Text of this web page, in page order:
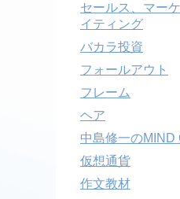
セールス、マー
イティング
バカラ投資
フォールアウト
フレーム
ヘア
中島修一のMIND
仮想通貨
作文教材